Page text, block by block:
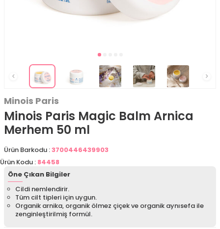
Minois Paris
Minois Paris Magic Balm Arnica
Merhem 50 ml
Ürün Barkodu :3700446439903
Ürün Kodu : 84458
Öne Çıkan Bilgiler
Cildi nemlendirir.
Tüm cilt tipleri için uygun.
Organik arnika, organik ölmez çiçek ve organik aynısefa ile
zenginleştirilmiş formül.